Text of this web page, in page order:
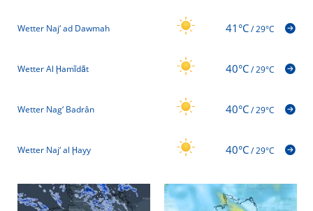
Wetter Naj‘ ad Dawmah 41°C/29°C
Wetter Al Ḩamīdāt 40°C/29°C
Wetter Nag‘ Badrân 40°C/29°C
Wetter Naj‘ al Ḩayy 40°C/29°C